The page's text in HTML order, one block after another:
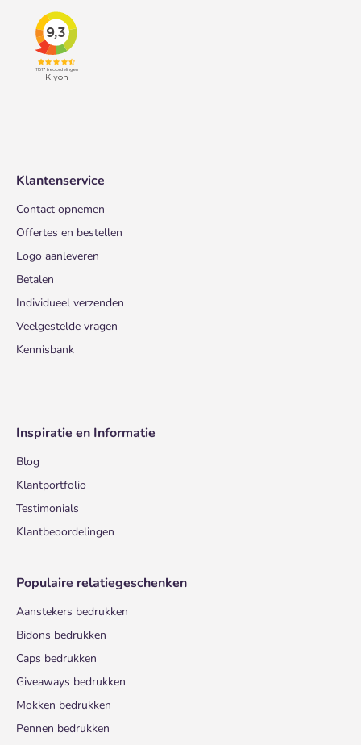
Klantenservice
Contact opnemen
Offertes en bestellen
Logo aanleveren
Betalen
Individueel verzenden
Veelgestelde vragen
Kennisbank
Inspiratie en Informatie
Blog
Klantportfolio
Testimonials
Klantbeoordelingen
Populaire relatiegeschenken
Aanstekers bedrukken
Bidons bedrukken
Caps bedrukken
Giveaways bedrukken
Mokken bedrukken
Pennen bedrukken